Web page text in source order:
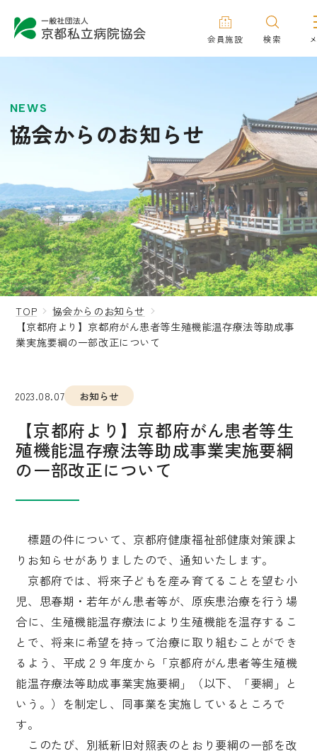
会員施設 検索
NEWS
協会からのお知らせ
TOP
協会からのお知らせ
【京都府より】京都府がん患者等生殖機能温存療法等助成事
業実施要綱の一部改正について
2023.08.07 お知らせ
【京都府より】京都府がん患者等生
殖機能温存療法等助成事業実施要綱
の一部改正について
標題の件について、京都府健康福祉部健康対策課よ
りお知らせがありましたので、通知いたします。
京都府では、将來子どもを産み育てることを望む小
児、思春期・若年がん患者等が、原疾患治療を行う場
合に、生殖機能温存療法により生殖機能を温存するこ
とで、将来に希望を持って治療に取り組むことができ
るよう、平成２９年度から「京都府がん患者等生殖機
能温存療法等助成事業実施要綱」（以下、「要綱」と
いう。）を制定し、同事業を実施しているところで
す。
このたび、別紙新旧対照表のとおり要綱の一部を改